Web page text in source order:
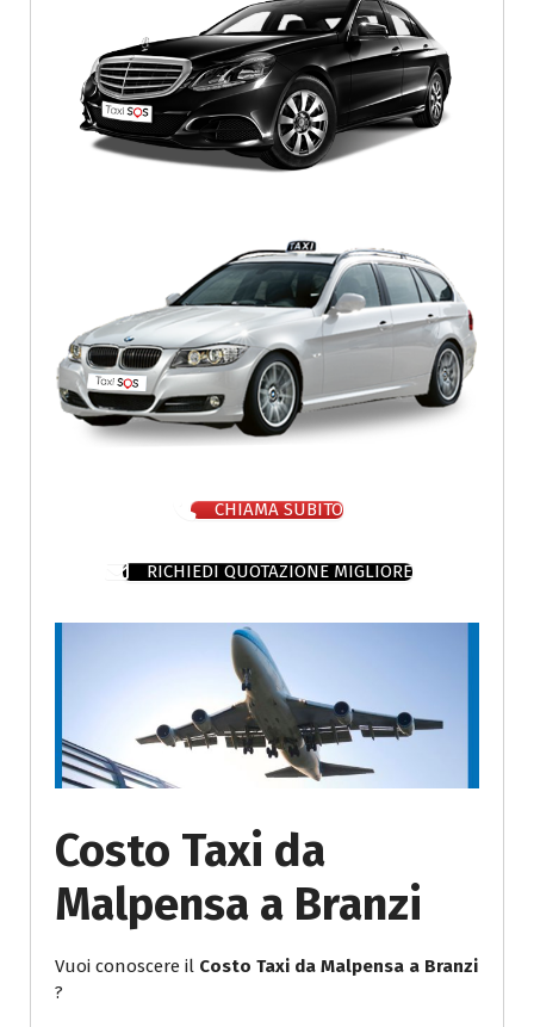
CHIAMA SUBITO
RICHIEDI QUOTAZIONE MIGLIORE
Costo Taxi da
Malpensa a Branzi
Vuoi conoscere il Costo Taxi da Malpensa a Branzi
?